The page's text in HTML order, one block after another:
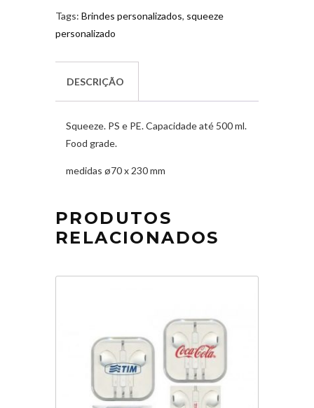
Tags: Brindes personalizados, squeeze
personalizado
DESCRIÇÃO
Squeeze. PS e PE. Capacidade até 500 ml.
Food grade.
medidas ø70 x 230 mm
PRODUTOS
RELACIONADOS